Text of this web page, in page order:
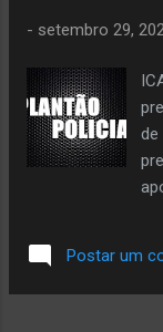
- setembro 29,
de
no
Postar um